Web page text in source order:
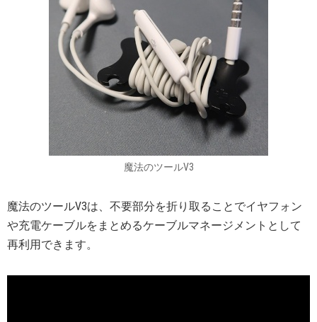
魔法のツールV3
魔法のツールV3は、不要部分を折り取ることでイヤフォン
や充電ケーブルをまとめるケーブルマネージメントとして
再利用できます。